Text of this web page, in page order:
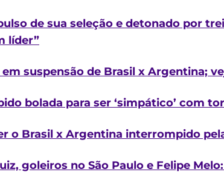
de sua seleção e detonado por
líder”
suspensão de Brasil x Argentina;
bolada para ser ‘simpático’ com
o Brasil x Argentina interrompido
goleiros no São Paulo e Felipe